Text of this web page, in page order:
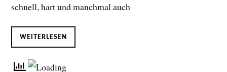
schnell, hart und manchmal auch
WEITERLESEN